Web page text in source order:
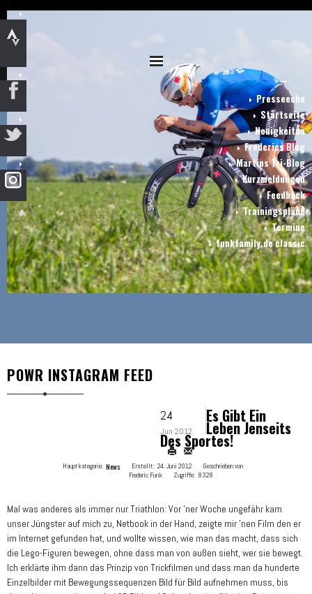
Presseecho
Startseite
Neuigkeiten
Frederics Blog
Martins Tri-Blog
Kurzmeldungen
Feedback
Trainingspläne
Termine
funkfamily.de classic
POWR INSTAGRAM FEED
24
Jun 2012
Es Gibt Ein
Leben Jenseits
Des Sportes!
Hauptkategorie: News Erstellt: 24. Juni 2012
Geschrieben von
Frederic Funk
Zugriffe: 8328
Mal was anderes als immer nur Triathlon: Vor 'ner Woche ungefähr kam
unser Jüngster auf mich zu, Netbook in der Hand, zeigte mir 'nen Film den er
im Internet gefunden hat, und wollte wissen, wie man das macht, dass sich
die Lego-Figuren bewegen, ohne dass man von außen sieht, wer sie bewegt.
Ich erklärte ihm dann das Prinzip von Trickfilmen und dass man da hunderte
Einzelbilder mit Bewegungssequenzen Bild für Bild aufnehmen muss, bis